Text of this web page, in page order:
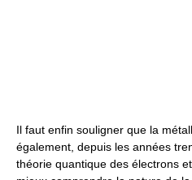
Il faut enfin souligner que la
également, depuis les années
théorie quantique des électrons